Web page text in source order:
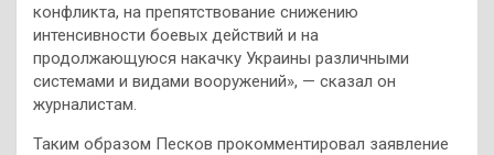
конфликта, на препятствование снижению
интенсивности боевых действий и на
продолжающуюся накачку Украины различными
системами и видами вооружений», — сказал он
журналистам.
Таким образом Песков прокомментировал заявление